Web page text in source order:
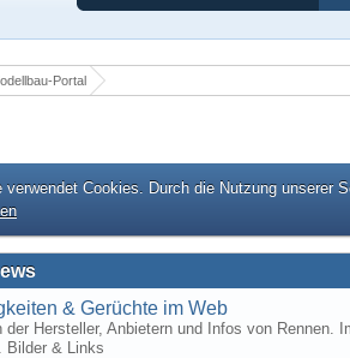
Portal
verwendet Cookies. Durch die Nutzung unserer
& Gerüchte im Web
der Hersteller, Anbietern und Infos von Rennen.
Bilder & Links